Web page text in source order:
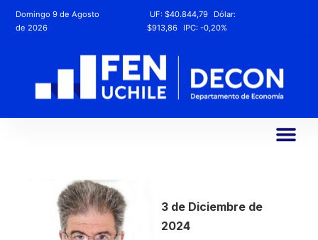
Domingo 9 de Agosto
de 2026
UF:$40.844,79
Dólar:
$913,86
IPC:-0,20%
3 de Diciembre de
2024